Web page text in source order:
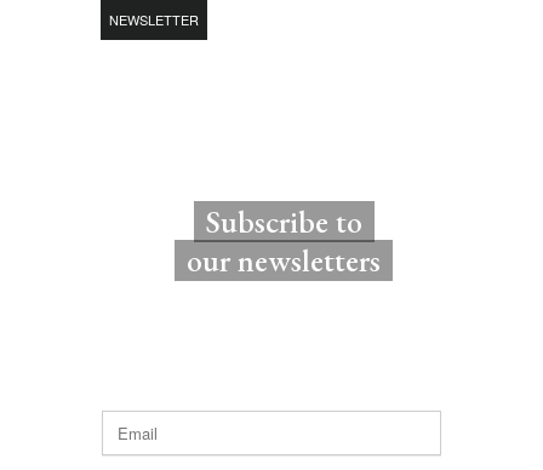
NEWSLETTER
Subscribe to
our newsletters